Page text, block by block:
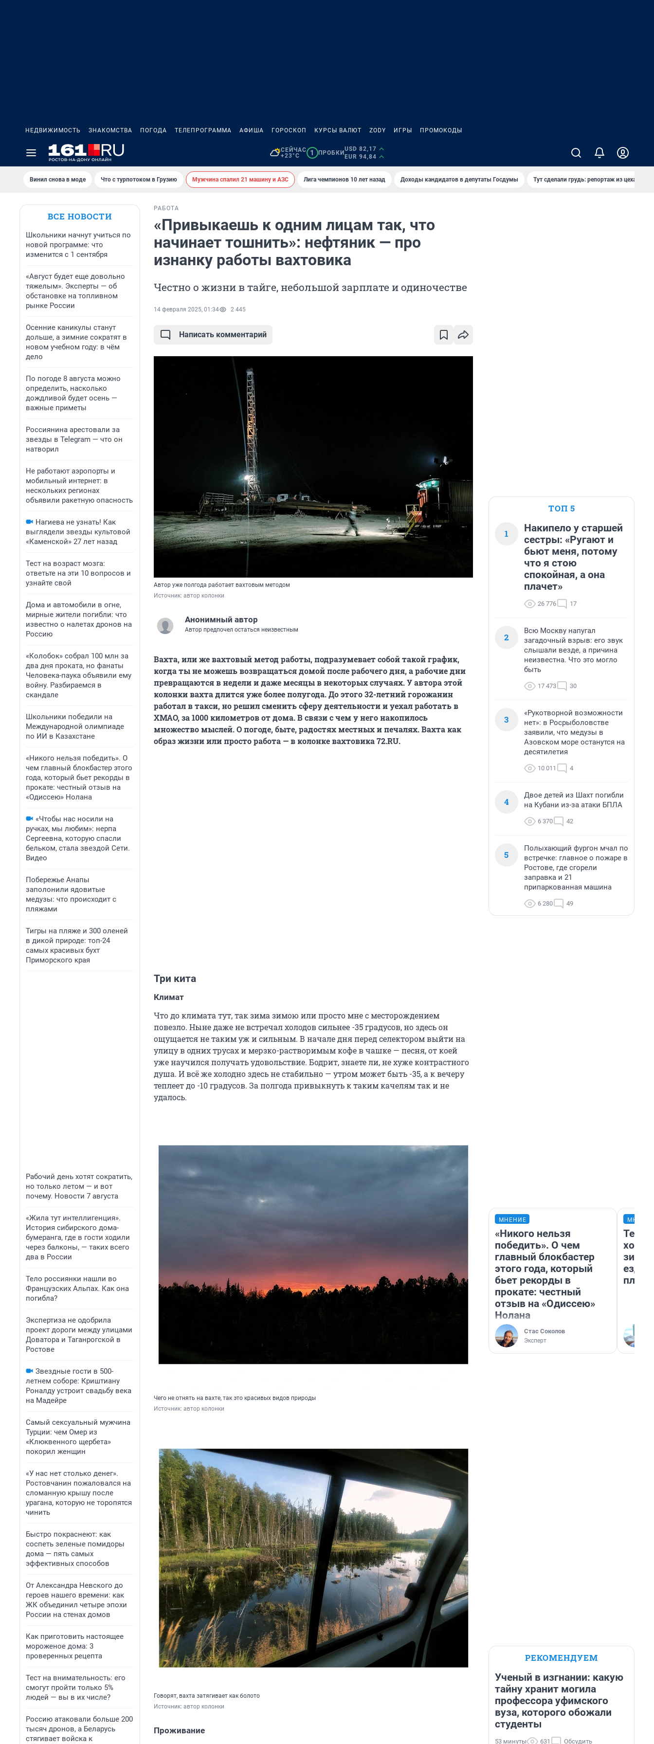
НЕДВИЖИМОСТЬ ЗНАКОМСТВА ПОГОДА ТЕЛЕПРОГРАММА АФИША ГОРОСКОП КУРСЫ ВАЛЮТ ZODY ИГРЫ ПРОМОКОДЫ
СЕЙЧАС
+23°C
1 ПРОБКИ
USD 82,17
EUR 94,84
Винил снова в моде Что с турпотоком в Грузию Мужчина спалил 21 машину и АЗС Лига чемпионов 10 лет назад Доходы кандидатов в депутаты Госдумы Тут сделали грудь: репортаж из цеха
ВСЕ НОВОСТИ
Школьники начнут учиться по
новой программе: что
изменится с 1 сентября
«Август будет еще довольно
тяжелым». Эксперты — об
обстановке на топливном
рынке России
Осенние каникулы станут
дольше, а зимние сократят в
новом учебном году: в чём
дело
По погоде 8 августа можно
определить, насколько
дождливой будет осень —
важные приметы
Россиянина арестовали за
звезды в Telegram — что он
натворил
Не работают аэропорты и
мобильный интернет: в
нескольких регионах
объявили ракетную опасность
Нагиева не узнать! Как
выглядели звезды культовой
«Каменской» 27 лет назад
Тест на возраст мозга:
ответьте на эти 10 вопросов и
узнайте свой
Дома и автомобили в огне,
мирные жители погибли: что
известно о налетах дронов на
Россию
«Колобок» собрал 100 млн за
два дня проката, но фанаты
Человека-паука объявили ему
войну. Разбираемся в
скандале
Школьники победили на
Международной олимпиаде
по ИИ в Казахстане
«Никого нельзя победить». О
чем главный блокбастер этого
года, который бьет рекорды в
прокате: честный отзыв на
«Одиссею» Нолана
«Чтобы нас носили на
ручках, мы любим»: нерпа
Сергеевна, которую спасли
бельком, стала звездой Сети.
Видео
Побережье Анапы
заполонили ядовитые
медузы: что происходит с
пляжами
Тигры на пляже и 300 оленей
в дикой природе: топ-24
самых красивых бухт
Приморского края
Рабочий день хотят сократить,
но только летом — и вот
почему. Новости 7 августа
«Жила тут интеллигенция».
История сибирского дома-
бумеранга, где в гости ходили
через балконы, — таких всего
два в России
Тело россиянки нашли во
Французских Альпах. Как она
погибла?
Экспертиза не одобрила
проект дороги между улицами
Доватора и Таганрогской в
Ростове
Звездные гости в 500-
летнем соборе: Криштиану
Роналду устроит свадьбу века
на Мадейре
Самый сексуальный мужчина
Турции: чем Омер из
«Клюквенного щербета»
покорил женщин
«У нас нет столько денег».
Ростовчанин пожаловался на
сломанную крышу после
урагана, которую не торопятся
чинить
Быстро покраснеют: как
соспеть зеленые помидоры
дома — пять самых
эффективных способов
От Александра Невского до
героев нашего времени: как
ЖК объединил четыре эпохи
России на стенах домов
Как приготовить настоящее
мороженое дома: 3
проверенных рецепта
Тест на внимательность: его
смогут пройти только 5%
людей — вы в их числе?
Россию атаковали больше 200
тысяч дронов, а Беларусь
стягивает войска к
РАБОТА
«Привыкаешь к одним лицам так, что
начинает тошнить»: нефтяник — про
изнанку работы вахтовика
Честно о жизни в тайге, небольшой зарплате и одиночестве
14 февраля 2025, 01:34 2 445
Написать комментарий
Автор уже полгода работает вахтовым методом
Источник: автор колонки
Анонимный автор
Автор предпочел остаться неизвестным
Вахта, или же вахтовый метод работы, подразумевает собой такой график,
когда ты не можешь возвращаться домой после рабочего дня, а рабочие дни
превращаются в недели и даже месяцы в некоторых случаях. У автора этой
колонки вахта длится уже более полугода. До этого 32-летний горожанин
работал в такси, но решил сменить сферу деятельности и уехал работать в
ХМАО, за 1000 километров от дома. В связи с чем у него накопилось
множество мыслей. О погоде, быте, радостях местных и печалях. Вахта как
образ жизни или просто работа — в колонке вахтовика 72.RU.
Три кита
Климат
Что до климата тут, так зима зимою или просто мне с месторождением
повезло. Ныне даже не встречал холодов сильнее -35 градусов, но здесь он
ощущается не таким уж и сильным. В начале дня перед селектором выйти на
улицу в одних трусах и мерзко-растворимым кофе в чашке — песня, от коей
уже научился получать удовольствие. Бодрит, знаете ли, не хуже контрастного
душа. И всё же холодно здесь не стабильно — утром может быть -35, а к вечеру
теплеет до -10 градусов. За полгода привыкнуть к таким качелям так и не
удалось.
Чего не отнять на вахте, так это красивых видов природы
Источник: автор колонки
Говорят, вахта затягивает как болото
Источник: автор колонки
Проживание
ТОП 5
1
Накипело у старшей
сестры: «Ругают и
бьют меня, потому
что я стою
спокойная, а она
плачет»
26 776 17
2
Всю Москву напугал
загадочный взрыв: его звук
слышали везде, а причина
неизвестна. Что это могло
быть
17 473 30
3
«Рукотворной возможности
нет»: в Росрыболовстве
заявили, что медузы в
Азовском море останутся на
десятилетия
10 011 4
4
Двое детей из Шахт погибли
на Кубани из-за атаки БПЛА
6 370 42
5
Полыхающий фургон мчал по
встречке: главное о пожаре в
Ростове, где сгорели
заправка и 21
припаркованная машина
6 280 49
МНЕНИЕ
«Никого нельзя
победить». О чем
главный блокбастер
этого года, который
бьет рекорды в
прокате: честный
отзыв на «Одиссею»
Нолана
Стас Соколов
Эксперт
ездит
РЕКОМЕНДУЕМ
Ученый в изгнании: какую
тайну хранит могила
профессора уфимского
вуза, которого обожали
студенты
53 минуты 631 Обсудить